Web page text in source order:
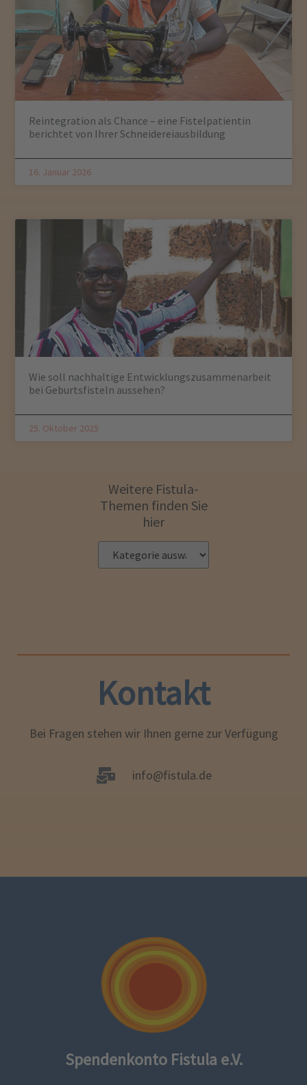
Reintegration als Chance – eine Fistelpatientin
berichtet von Ihrer Schneidereiausbildung
16. Januar 2026
Wie soll nachhaltige Entwicklungszusammenarbeit
bei Geburtsfisteln aussehen?
25. Oktober 2025
Weitere Fistula-
Themen finden Sie
hier
Kontakt
Bei Fragen stehen wir Ihnen gerne zur Verfügung
info@fistula.de
Spendenkonto Fistula e.V.